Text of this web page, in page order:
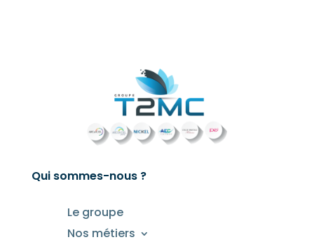
Qui sommes-nous ?
Le groupe
Nos métiers